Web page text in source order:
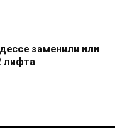
заменили или
лифта